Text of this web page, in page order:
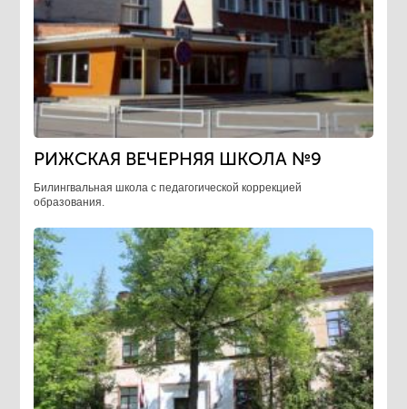
РИЖСКАЯ ВЕЧЕРНЯЯ ШКОЛА №9
Билингвальная школа с педагогической коррекцией
образования.